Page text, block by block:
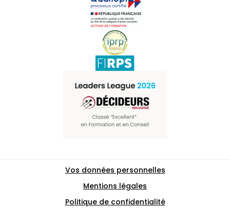
Vos données personnelles
Mentions légales
Politique de confidentialité